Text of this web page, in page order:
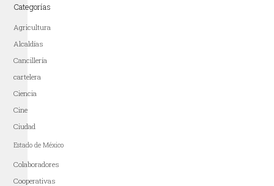
Categorías
Agricultura
Alcaldías
Cancillería
cartelera
Ciencia
Cine
Ciudad
Estado de México
Colaboradores
Cooperativas